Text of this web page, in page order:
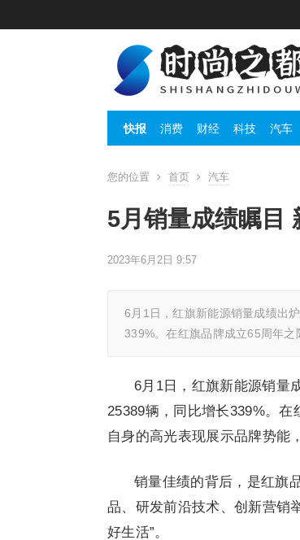
快报 消费 财经 科技 汽车
您的位置 首页 汽车
5月销量成绩瞩目
2023年6月2日 9:57
6月1日，红旗新能源销量成绩出
339%。在红旗品牌成立65周年
6月1日，红旗新能源销量
25389辆，同比增长339%。
自身的高光表现展示品牌势能
销量佳绩的背后，是红旗
品、研发前沿技术、创新营销
好生活”。